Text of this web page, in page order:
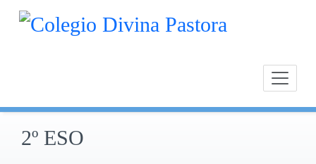
Saltar
2º ESO